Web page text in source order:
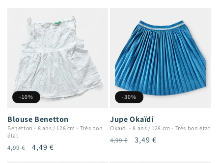
-10%
Blouse Benetton
Benetton - 8 ans / 128 cm - Trés bon
état
Prix
4,99 €
Prix
4,49 €
-30%
Jupe Okaïdi
Okaïdi -8 ans / 128 cm - Trés bon état
Prix
4,99 €
Prix
3,49 €